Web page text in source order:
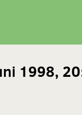
1998,